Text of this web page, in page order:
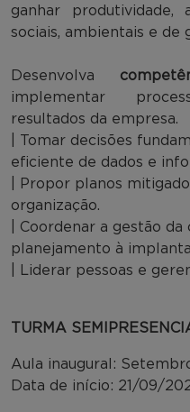
ganhar
sociais, ambientais e de
Desenvolva
implementar
resultados da empresa.
| Tomar decisões
eficiente de dados e
| Propor planos
organização.
| Coordenar a gestão
planejamento à
| Liderar pessoas e
TURMA
Aula inaugural:
Data de início: 21/09/